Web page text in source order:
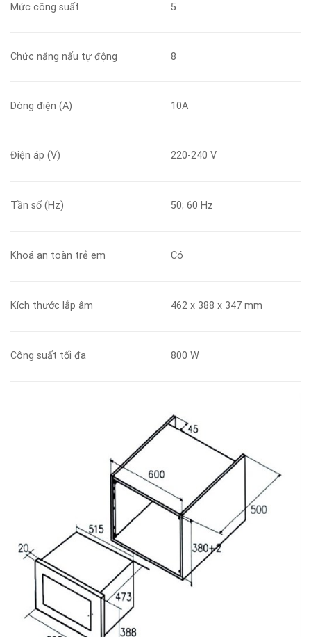
Mức công suất 5
Chức năng nấu tự động 8
Dòng điện (A) 10A
Điện áp (V) 220-240 V
Tần số (Hz) 50; 60 Hz
Khoá an toàn trẻ em Có
Kích thước lắp âm 462 x 388 x 347 mm
Công suất tối đa 800 W